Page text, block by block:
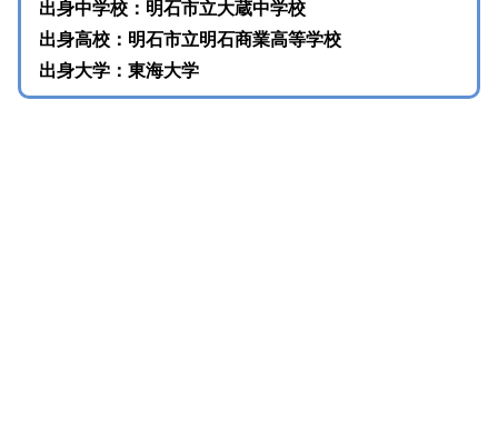
出身中学校：明石市立大蔵中学校
出身高校：明石市立明石商業高等学校
出身大学：東海大学